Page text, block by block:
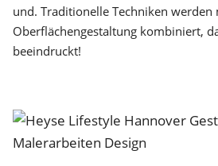
und. Traditionelle Techniken
Oberflächen­gestaltung kombiniert,
beeindruckt!